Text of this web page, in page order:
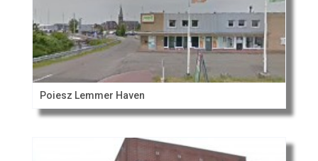
Poiesz Lemmer Haven